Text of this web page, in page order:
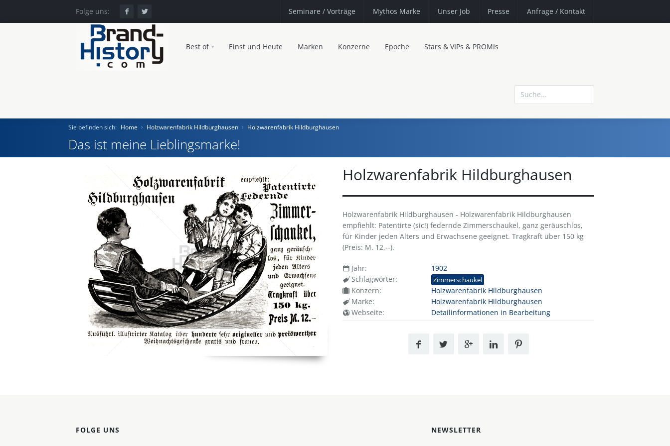
Folge uns: Seminare / Vorträge Mythos Marke Unser Job Presse Anfrage / Kontakt
Best of Einst und Heute Marken Konzerne Epoche Stars & VIPs & PROMIs
Einst und Heute
Marken
Konzerne
Epoche
Sie befinden sich: Home Holzwarenfabrik Hildburghausen Holzwarenfabrik Hildburghausen
Das ist meine Lieblingsmarke!
Holzwarenfabrik Hildburghausen
Holzwarenfabrik Hildburghausen - Holzwarenfabrik Hildburghausen
empfiehlt: Patentirte (sic!) federnde Zimmerschaukel, ganz geräuschlos,
für Kinder jeden Alters und Erwachsene geeignet. Tragkraft über 150 kg
(Preis: M. 12,--).
Jahr:
1902
Schlagwörter:
Zimmerschaukel
Konzern:
Holzwarenfabrik Hildburghausen
Marke:
Holzwarenfabrik Hildburghausen
Webseite:
Detailinformationen in Bearbeitung
FOLGE UNS NEWSLETTER